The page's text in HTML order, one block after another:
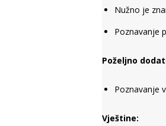
Nužno je
Poznavanje
Poželjno
Poznavanje
Vještine: